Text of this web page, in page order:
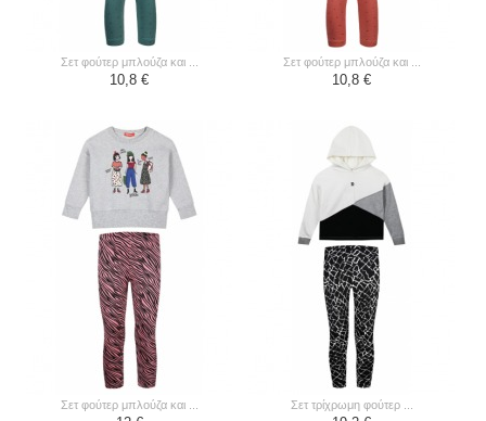
σετ φούτερ μπλούζα και ...
10,8 €
σετ φούτερ μπλούζα και ...
10,8 €
σετ φούτερ μπλούζα και ... σετ τρίχρωμη φούτερ ...